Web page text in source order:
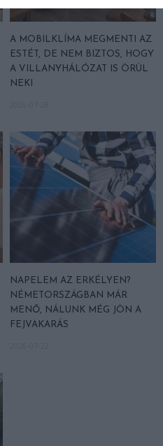
A MOBILKLÍMA MEGMENTI AZ
ESTÉT, DE NEM BIZTOS, HOGY
A VILLANYHÁLÓZAT IS ÖRÜL
NEKI
NAPELEM AZ ERKÉLYEN?
NÉMETORSZÁGBAN MÁR
MENŐ, NÁLUNK MÉG JÖN A
FEJVAKARÁS